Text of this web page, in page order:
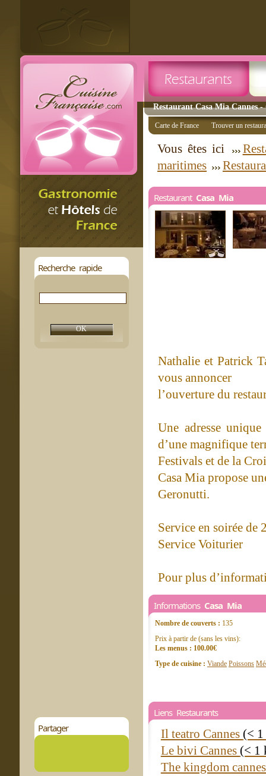
Restaurant Casa Mia Cannes -
Recherche rapide
Partager
Carte de France Trouver un
Vous êtes ici
maritimes
Restaurant Casa Mia
Nathalie et Patrick
vous annoncer
l’ouverture du
Une adresse
d’une magnifique
Festivals et de la
Casa Mia propose
Geronutti.
Service en soirée
Service Voiturier
Pour plus
Informations Casa Mia
Nombre de couverts : 135
Prix à partir de (sans les vins):
Les menus : 100.00€
Type de cuisine : Viande Poissons
Liens Restaurants
Il teatro Cannes (<
Le bivi Cannes (< 1
The kingdom